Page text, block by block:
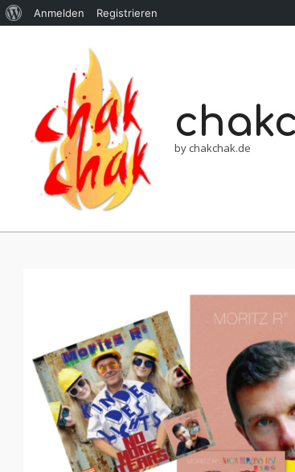
Anmelden Registrieren
by chakchak.de